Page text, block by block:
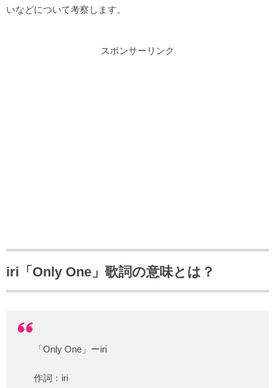
いなどについて考察します。
スポンサーリンク
iri「Only One」歌詞の意味とは？
「Only One」ーiri
作詞：iri